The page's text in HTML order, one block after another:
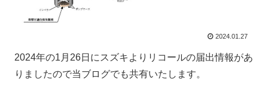
2024.01.27
2024年の1月26日にスズキよりリコールの届出情報があ
りましたので当ブログでも共有いたします。